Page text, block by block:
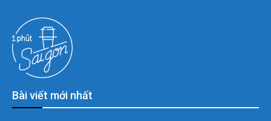
Bài viết mới nhất